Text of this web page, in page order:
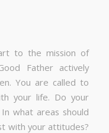
to the mission of
Father actively
You are called to
your life. Do your
what areas should
with your attitudes?